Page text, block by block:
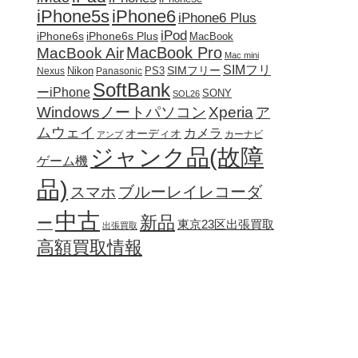
iPhone5siPhone6 iPhone6 Plus
iPhone6s iPhone6s Plus iPod MacBook
MacBook AirMacBook Pro Mac mini
Nexus Nikon Panasonic PS3 SIMフリー SIMフリ
ーiPhone SoftBank SOL26 SONY
Windowsノートパソコン Xperia ア
ムウェイ アンプ オーディオ カメラ カーナビ
ゲーム機 ジャンク品(故障
品) スマホ ブルーレイレコーダ
ー 中古 出張買取 新品 東京23区出張買取
高額買取情報